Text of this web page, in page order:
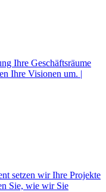
Ladenbau
optimal und
Ihre Geschäftsräume
Ihre Visionen um. |